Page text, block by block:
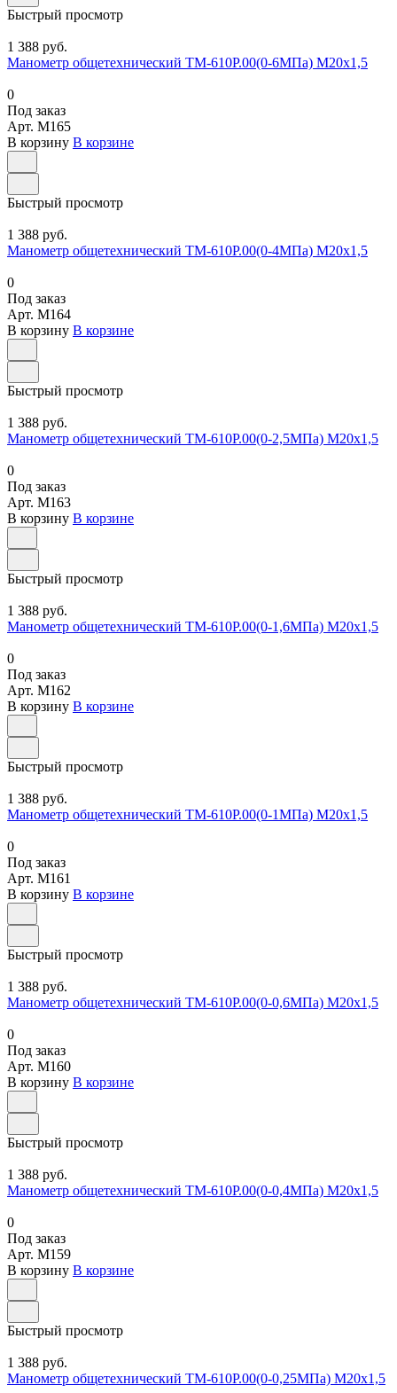
Быстрый просмотр
1 388 руб.
Манометр общетехнический ТМ-610Р.00(0-6МПа) М20х1,5
0
Под заказ
Арт. M165
В корзину В корзине
Быстрый просмотр
1 388 руб.
Манометр общетехнический ТМ-610Р.00(0-4МПа) М20х1,5
0
Под заказ
Арт. M164
В корзину В корзине
Быстрый просмотр
1 388 руб.
Манометр общетехнический ТМ-610Р.00(0-2,5МПа) М20х1,5
0
Под заказ
Арт. M163
В корзину В корзине
Быстрый просмотр
1 388 руб.
Манометр общетехнический ТМ-610Р.00(0-1,6МПа) М20х1,5
0
Под заказ
Арт. M162
В корзину В корзине
Быстрый просмотр
1 388 руб.
Манометр общетехнический ТМ-610Р.00(0-1МПа) М20х1,5
0
Под заказ
Арт. M161
В корзину В корзине
Быстрый просмотр
1 388 руб.
Манометр общетехнический ТМ-610Р.00(0-0,6МПа) М20х1,5
0
Под заказ
Арт. M160
В корзину В корзине
Быстрый просмотр
1 388 руб.
Манометр общетехнический ТМ-610Р.00(0-0,4МПа) М20х1,5
0
Под заказ
Арт. M159
В корзину В корзине
Быстрый просмотр
1 388 руб.
Манометр общетехнический ТМ-610Р.00(0-0,25МПа) М20х1,5